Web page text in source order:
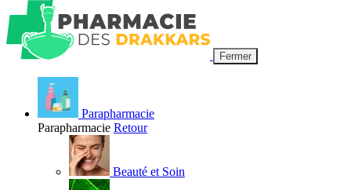
Fermer
Parapharmacie
Parapharmacie Retour
Beauté et Soin